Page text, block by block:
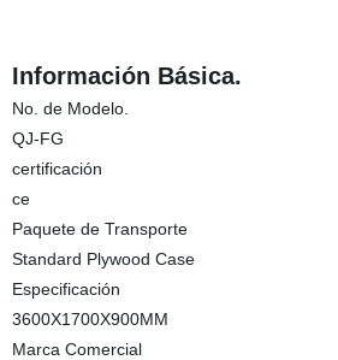
Información Básica.
No. de Modelo.
QJ-FG
certificación
ce
Paquete de Transporte
Standard Plywood Case
Especificación
3600X1700X900MM
Marca Comercial